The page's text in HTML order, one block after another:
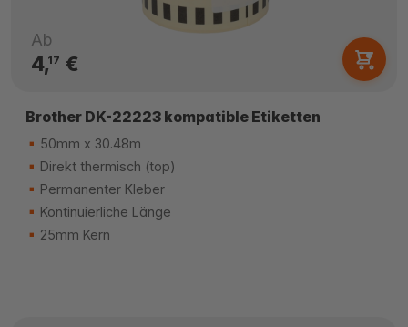
Ab
4,17 €
Brother DK-22223 kompatible Etiketten
50mm x 30.48m
Direkt thermisch (top)
Permanenter Kleber
Kontinuierliche Länge
25mm Kern